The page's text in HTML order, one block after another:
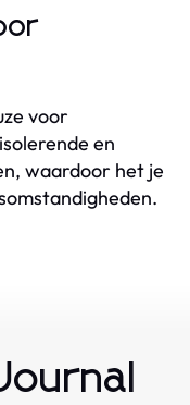
voor
en
waardoor het je